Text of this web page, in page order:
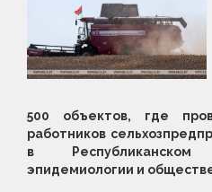
500 объектов, где
работников
в
эпидемиологии и